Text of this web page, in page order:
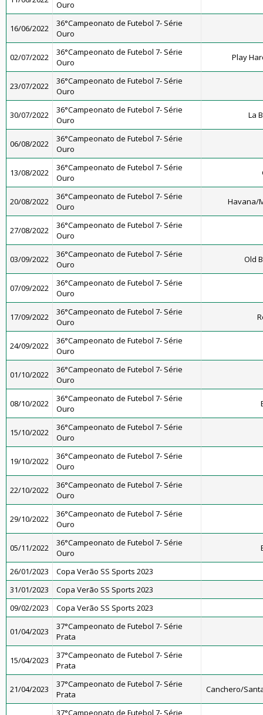
Ouro
16/06/2022
36°Campeonato de Futebol 7- Série
Ouro
02/07/2022
36°Campeonato de Futebol 7- Série
Ouro
Play
23/07/2022
36°Campeonato de Futebol 7- Série
Ouro
30/07/2022
36°Campeonato de Futebol 7- Série
Ouro
La
06/08/2022
36°Campeonato de Futebol 7- Série
Ouro
13/08/2022
36°Campeonato de Futebol 7- Série
Ouro
20/08/2022
36°Campeonato de Futebol 7- Série
Ouro
Havana/
27/08/2022
36°Campeonato de Futebol 7- Série
Ouro
03/09/2022
36°Campeonato de Futebol 7- Série
Ouro
Old
07/09/2022
36°Campeonato de Futebol 7- Série
Ouro
17/09/2022
36°Campeonato de Futebol 7- Série
Ouro
24/09/2022
36°Campeonato de Futebol 7- Série
Ouro
01/10/2022
36°Campeonato de Futebol 7- Série
Ouro
08/10/2022
36°Campeonato de Futebol 7- Série
Ouro
15/10/2022
36°Campeonato de Futebol 7- Série
Ouro
19/10/2022
36°Campeonato de Futebol 7- Série
Ouro
22/10/2022
36°Campeonato de Futebol 7- Série
Ouro
29/10/2022
36°Campeonato de Futebol 7- Série
Ouro
05/11/2022
36°Campeonato de Futebol 7- Série
Ouro
26/01/2023
Copa Verão SS Sports 2023
31/01/2023
Copa Verão SS Sports 2023
09/02/2023
Copa Verão SS Sports 2023
01/04/2023
37°Campeonato de Futebol 7- Série
Prata
15/04/2023
37°Campeonato de Futebol 7- Série
Prata
21/04/2023
37°Campeonato de Futebol 7- Série
Prata
Canchero/
37°Campeonato de Futebol 7- Série